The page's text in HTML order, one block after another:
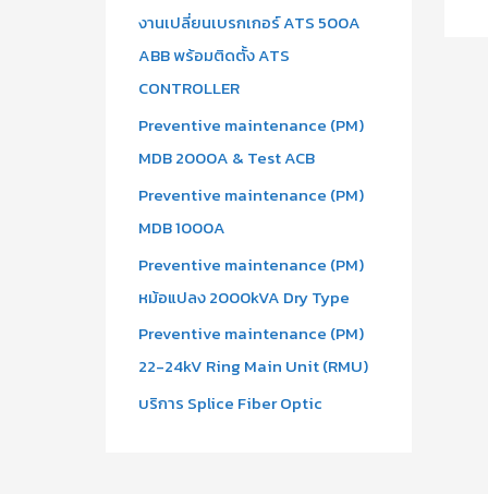
งานเปลี่ยนเบรกเกอร์ ATS 500A
ABB พร้อมติดตั้ง ATS
CONTROLLER
Preventive maintenance (PM)
MDB 2000A & Test ACB
Preventive maintenance (PM)
MDB 1000A
Preventive maintenance (PM)
หม้อแปลง 2000kVA Dry Type
Preventive maintenance (PM)
22-24kV Ring Main Unit (RMU)
บริการ Splice Fiber Optic